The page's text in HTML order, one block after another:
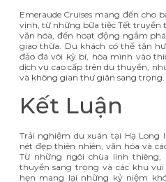
Emeraude Cruises mang đến cho
vịnh, từ những bữa tiệc Tết
văn hóa, đến hoạt động ngắm
giao thừa. Du khách có thể tận
đảo đá vôi kỳ bí, hòa mình vào
dịch vụ cao cấp trên du thuyền,
và không gian thư giãn sang trọng.
Kết Luận
Trải nghiệm du xuân tại Hạ Long
nét đẹp thiên nhiên, văn hóa và
Từ những ngôi chùa linh thiêng,
thuyền sang trọng và các khu
hẹn mang lại những kỷ niệm